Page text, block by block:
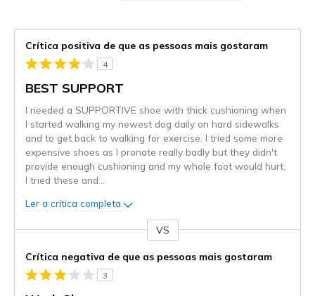
Crítica positiva de que as pessoas mais gostaram
4
BEST SUPPORT
I needed a SUPPORTIVE shoe with thick cushioning when
I started walking my newest dog daily on hard sidewalks
and to get back to walking for exercise. I tried some more
expensive shoes as I pronate really badly but they didn't
provide enough cushioning and my whole foot would hurt.
I tried these and
Ler a crítica completa
VS
Crítica negativa de que as pessoas mais gostaram
3